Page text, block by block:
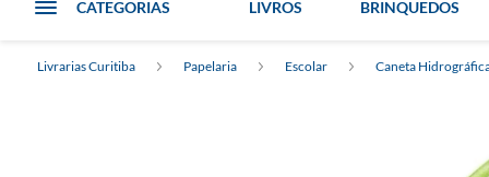
CATEGORIAS LIVROS BRINQUEDOS
Livrarias Curitiba Papelaria Escolar Caneta